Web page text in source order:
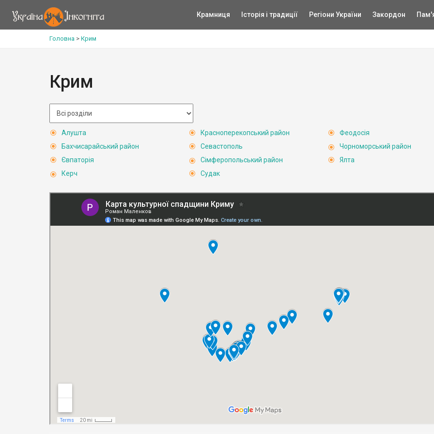
Крамниця Історія і традиції Регіони України Закордон
Головна > Крим
Крим
Алушта
Бахчисарайський район
Євпаторія
Керч
Красноперекопський район
Севастополь
Сімферопольський район
Судак
Феодосія
Чорноморський район
Ялта